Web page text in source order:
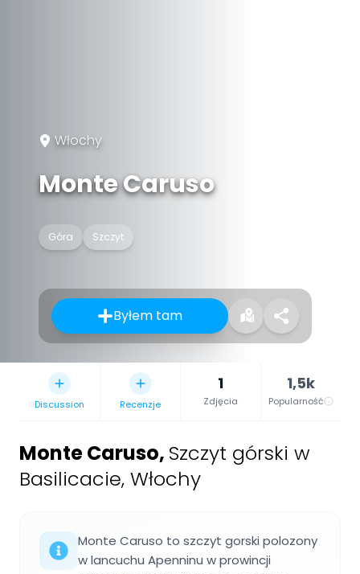
Włochy
Monte Caruso
Góra Szczyt
Byłem tam
Discussion Recenzje
1
Zdjęcia
1,5k
Popularność
Monte Caruso, Szczyt górski w
Basilicacie, Włochy
Monte Caruso to szczyt gorski polozony
w lancuchu Apenninu w prowincji